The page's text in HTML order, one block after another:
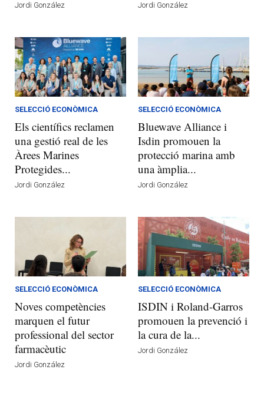
Jordi González Jordi González
SELECCIÓ ECONÒMICA
Els científics reclamen
una gestió real de les
Àrees Marines
Protegides...
Jordi González
SELECCIÓ ECONÒMICA
Bluewave Alliance i
Isdin promouen la
protecció marina amb
una àmplia...
Jordi González
SELECCIÓ ECONÒMICA
Noves competències
marquen el futur
professional del sector
farmacèutic
Jordi González
SELECCIÓ ECONÒMICA
ISDIN i Roland-Garros
promouen la prevenció i
la cura de la...
Jordi González